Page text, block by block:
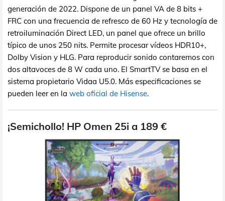
generación de 2022. Dispone de un panel VA de 8 bits +
FRC con una frecuencia de refresco de 60 Hz y tecnología de
retroiluminación Direct LED, un panel que ofrece un brillo
típico de unos 250 nits. Permite procesar vídeos HDR10+,
Dolby Vision y HLG. Para reproducir sonido contaremos con
dos altavoces de 8 W cada uno. El SmartTV se basa en el
sistema propietario Vidaa U5.0. Más especificaciones se
pueden leer en la web oficial de Hisense.
¡Semichollo! HP Omen 25i a 189 €